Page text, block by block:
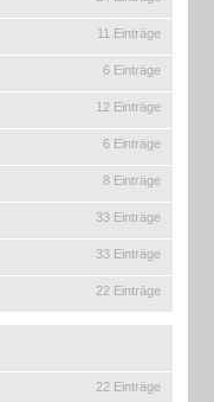
11 Einträge
6 Einträge
12 Einträge
6 Einträge
8 Einträge
33 Einträge
33 Einträge
22 Einträge
22 Einträge